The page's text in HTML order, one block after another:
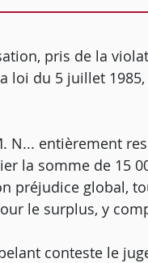
pris de la
loi du 5 juillet
N... entièrement
la somme de 15
préjudice global,
le surplus, y
conteste le